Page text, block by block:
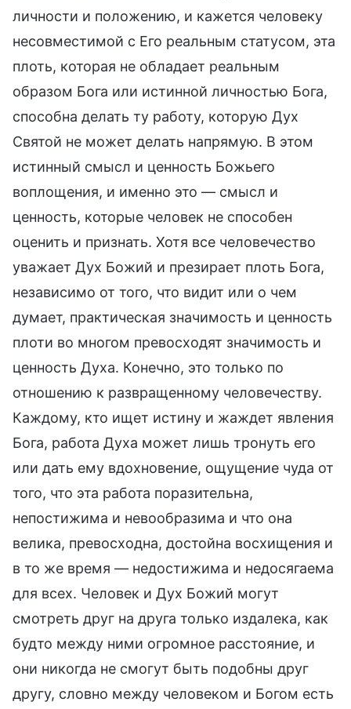
личности и положению, и кажется человеку
несовместимой с Его реальным статусом, эта
плоть, которая не обладает реальным
образом Бога или истинной личностью Бога,
способна делать ту работу, которую Дух
Святой не может делать напрямую. В этом
истинный смысл и ценность Божьего
воплощения, и именно это — смысл и
ценность, которые человек не способен
оценить и признать. Хотя все человечество
уважает Дух Божий и презирает плоть Бога,
независимо от того, что видит или о чем
думает, практическая значимость и ценность
плоти во многом превосходят значимость и
ценность Духа. Конечно, это только по
отношению к развращенному человечеству.
Каждому, кто ищет истину и жаждет явления
Бога, работа Духа может лишь тронуть его
или дать ему вдохновение, ощущение чуда от
того, что эта работа поразительна,
непостижима и невообразима и что она
велика, превосходна, достойна восхищения и
в то же время — недостижима и недосягаема
для всех. Человек и Дух Божий могут
смотреть друг на друга только издалека, как
будто между ними огромное расстояние, и
они никогда не смогут быть подобны друг
другу, словно между человеком и Богом есть